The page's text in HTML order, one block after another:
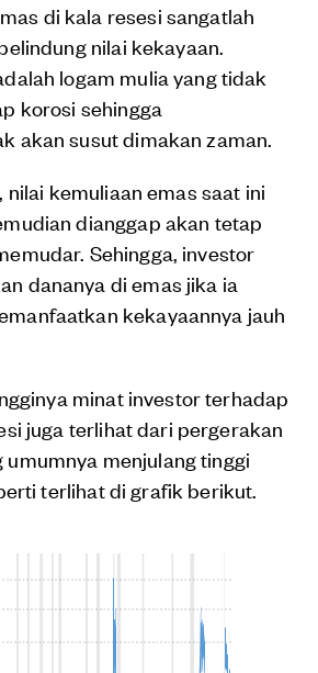
di kala resesi sangatlah
nilai kekayaan.
logam mulia yang tidak
korosi sehingga
akan susut dimakan zaman.
nilai kemuliaan emas saat ini
dianggap akan tetap
Sehingga, investor
dananya di emas jika ia
kekayaannya jauh
minat investor terhadap
juga terlihat dari pergerakan
umumnya menjulang tinggi
terlihat di grafik berikut.